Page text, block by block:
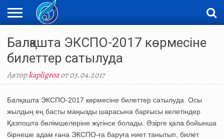
ЖАҢАЛЫҚТАР
НОВОСТИ
ВИДЕО
ФОТОРЕПОРТАЖИ
ОРКЕН
LIVETV
Балқашта ЭКСПО-2017 көрмесіне
билеттер сатылуда
Авторkapligrozот 03.04.2017
Балқашта ЭКСПО-2017 көрмесіне билеттер сатылуда. Осы
жылдың ең басты маңызды шарасына барғысы келетіндер
Қазпошта бөлімшелеріне жүгінсе болады. Әзірге қала бойынша
бірнеше адам ғана ЭКСПО-ға баруға ниет танытып, билет